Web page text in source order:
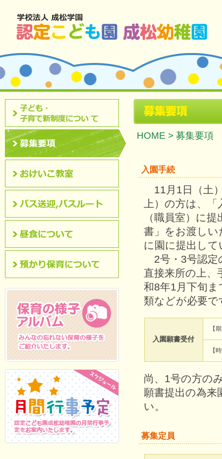
HOME > 募集要項
入園手続
11月1日（土
上）の方は、「
（職員室）に
書」をお渡し
に園に提出し
2号・3号認定
直接来所の上
和8年1月下旬
類などが必要で
入園願書受付
【
【
尚、1号の方の
願書提出の為来
い。
募集定員
認定こども園について
募集要項
おけいこ教室
バス送迎,バスルート
昼食について
育の様子をご紹介いたします。